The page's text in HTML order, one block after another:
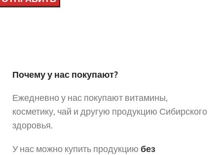
Почему у нас покупают?
Ежедневно у нас покупают витамины,
косметику, чай и другую продукцию Сибирского
здоровья.
У нас можно купить продукцию без